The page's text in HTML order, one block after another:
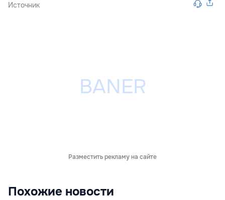
Источник
Разместить рекламу на сайте
Похожие новости